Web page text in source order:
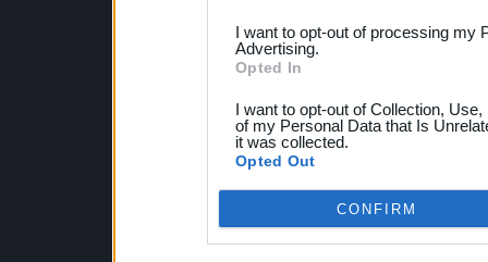
I want to opt-out of processing my
Advertising.
Opted In
I want to opt-out of Collection,
of my Personal Data that Is
it was collected.
Opted Out
CONFIRM